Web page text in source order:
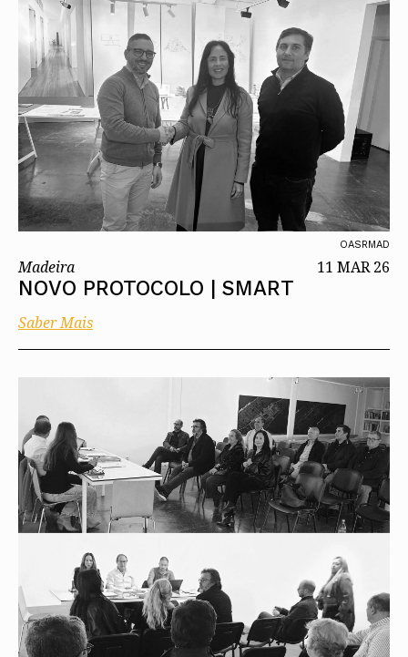
OASRMAD
Madeira 11 MAR 26
NOVO PROTOCOLO | SMART
Saber Mais